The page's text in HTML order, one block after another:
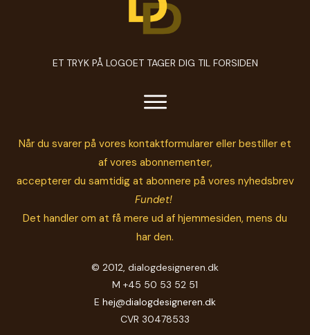
ET TRYK PÅ LOGOET TAGER DIG TIL FORSIDEN
Når du svarer på vores kontaktformularer eller bestiller et
af vores abonnementer,
accepterer du samtidig at abonnere på vores nyhedsbrev
Fundet!
Det handler om at få mere ud af hjemmesiden, mens du
har den.
© 2012, dialogdesigneren.dk
M +45 50 53 52 51
E hej@dialogdesigneren.dk
CVR 30478533